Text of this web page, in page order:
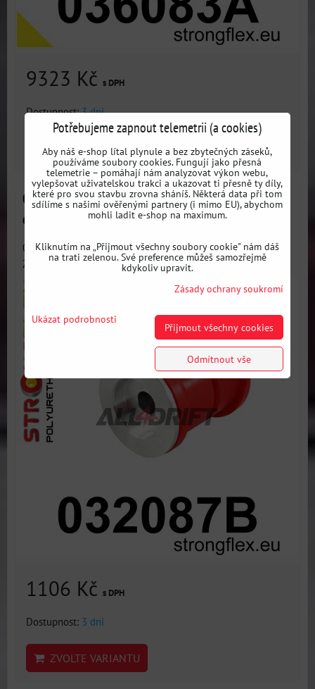
9323 Kč s DPH
Dostupnost:3 dni
ZVOLTE VARIANTU
032087B Zadní silentblok uložení zadního
diferenciálu BMW E31
032087B Zadní silentblok uložení zadního diferenciálu -
Zpevňuje...
1106 Kč s DPH
Dostupnost: 3 dni
ZVOLTE VARIANTU
Potřebujeme zapnout telemetrii (a cookies)
Aby náš e-shop lítal plynule a bez zbytečných záseků,
používáme soubory cookies. Fungují jako přesná
telemetrie – pomáhají nám analyzovat výkon webu,
vylepšovat uživatelskou trakci a ukazovat ti přesně ty díly,
které pro svou stavbu zrovna sháníš. Některá data při tom
sdílíme s našimi ověřenými partnery (i mimo EU), abychom
mohli ladit e-shop na maximum.
Kliknutím na „Přijmout všechny soubory cookie" nám dáš
na trati zelenou. Své preference můžeš samozřejmě
kdykoliv upravit.
Zásady ochrany soukromí
Ukázat podrobnosti
Přijmout všechny cookies
Odmítnout vše